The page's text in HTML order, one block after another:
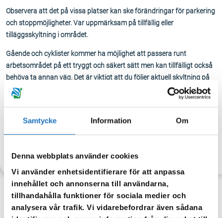
Samtycke Information Om
Denna webbplats använder cookies
Vi använder enhetsidentifierare för att anpassa
innehållet och annonserna till användarna,
tillhandahålla funktioner för sociala medier och
analysera vår trafik. Vi vidarebefordrar även sådana
Observera att det på vissa platser kan ske förändringar för parkering
och stoppmöjligheter. Var uppmärksam på tillfällig eller
tilläggsskyltning i området.
Gående och cyklister kommer ha möjlighet att passera runt
arbetsområdet på ett tryggt och säkert sätt men kan tillfälligt också
behöva ta annan väg. Det är viktigt att du följer aktuell skyltning på
platsen, hänvisning från personal som arbetar och hålla avstånd till
arbetsfordon.
Vi vill tacka för visad hänsyn!